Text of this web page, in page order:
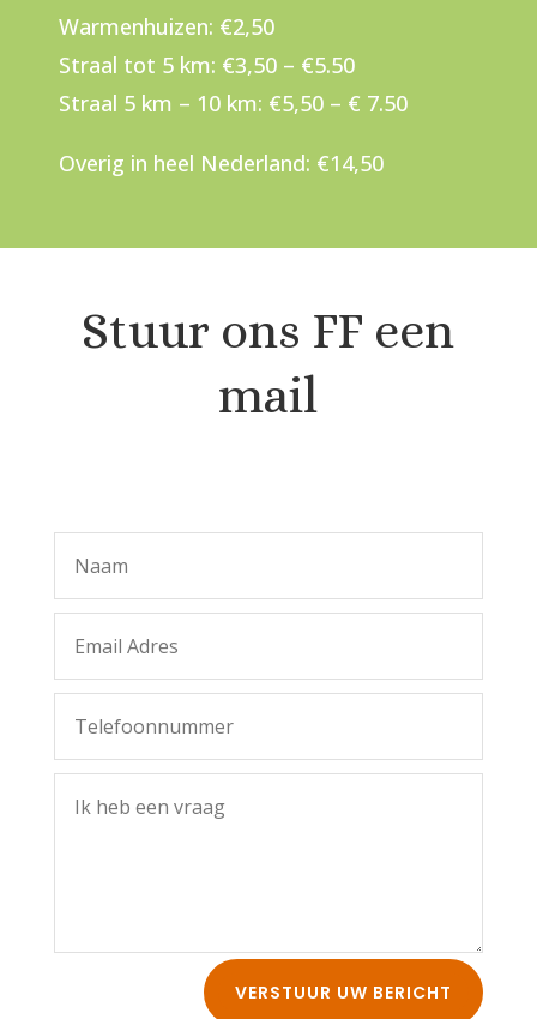
Warmenhuizen: €2,50
Straal tot 5 km: €3,50 – €5.50
Straal 5 km – 10 km: €5,50 – € 7.50
Overig in heel Nederland: €14,50
Stuur ons FF een
mail
VERSTUUR UW BERICHT